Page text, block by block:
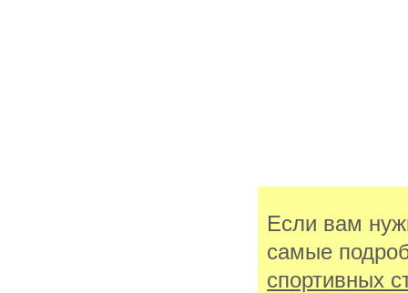
Если вам
самые
спортивных